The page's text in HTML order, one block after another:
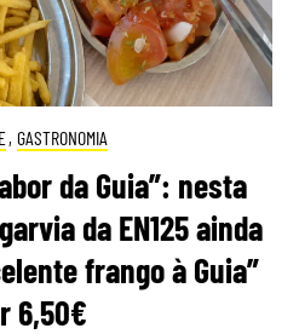
, GASTRONOMIA
da Guia”: nesta
da EN125 ainda
frango à Guia”
6,50€